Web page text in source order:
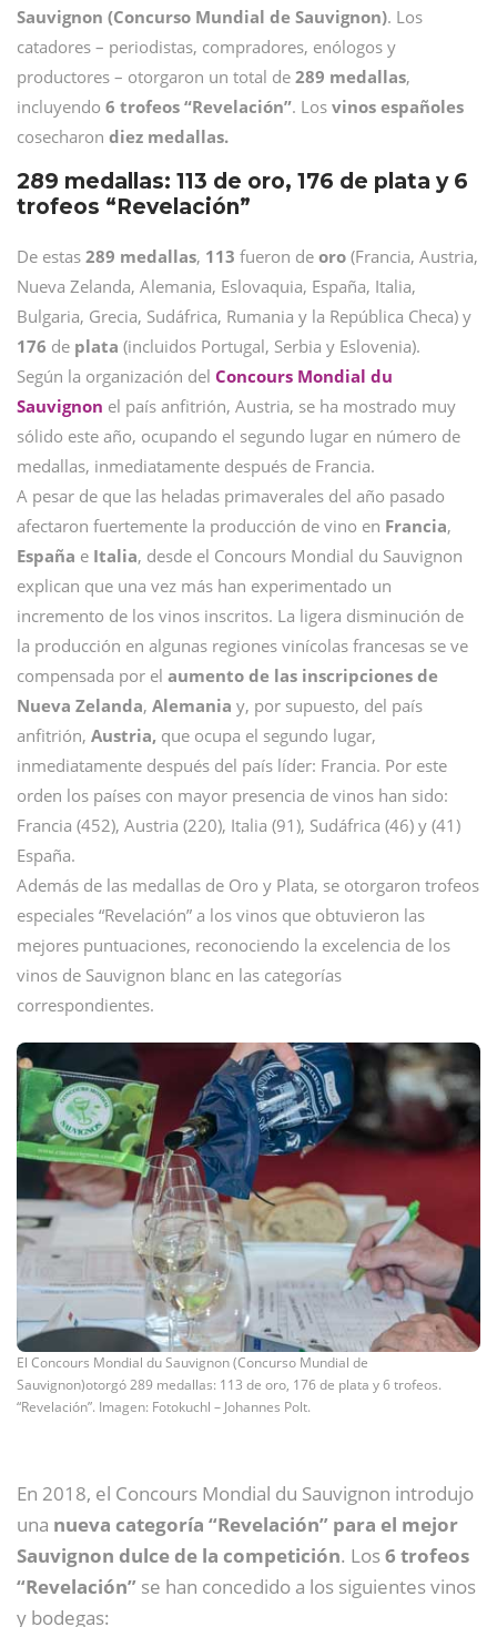
Sauvignon (Concurso Mundial de Sauvignon). Los
catadores – periodistas, compradores, enólogos y
productores – otorgaron un total de 289 medallas,
incluyendo 6 trofeos “Revelación”. Los vinos españoles
cosecharon diez medallas.
289 medallas: 113 de oro, 176 de plata y 6
trofeos “Revelación”
De estas 289 medallas, 113 fueron de oro (Francia, Austria,
Nueva Zelanda, Alemania, Eslovaquia, España, Italia,
Bulgaria, Grecia, Sudáfrica, Rumania y la República Checa) y
176 de plata (incluidos Portugal, Serbia y Eslovenia).
Según la organización del Concours Mondial du
Sauvignon el país anfitrión, Austria, se ha mostrado muy
sólido este año, ocupando el segundo lugar en número de
medallas, inmediatamente después de Francia.
A pesar de que las heladas primaverales del año pasado
afectaron fuertemente la producción de vino en Francia,
España e Italia, desde el Concours Mondial du Sauvignon
explican que una vez más han experimentado un
incremento de los vinos inscritos. La ligera disminución de
la producción en algunas regiones vinícolas francesas se ve
compensada por el aumento de las inscripciones de
Nueva Zelanda, Alemania y, por supuesto, del país
anfitrión, Austria, que ocupa el segundo lugar,
inmediatamente después del país líder: Francia. Por este
orden los países con mayor presencia de vinos han sido:
Francia (452), Austria (220), Italia (91), Sudáfrica (46) y (41)
España.
Además de las medallas de Oro y Plata, se otorgaron trofeos
especiales “Revelación” a los vinos que obtuvieron las
mejores puntuaciones, reconociendo la excelencia de los
vinos de Sauvignon blanc en las categorías
correspondientes.
El Concours Mondial du Sauvignon (Concurso Mundial de
Sauvignon)otorgó 289 medallas: 113 de oro, 176 de plata y 6 trofeos.
“Revelación”. Imagen: Fotokuchl – Johannes Polt.
En 2018, el Concours Mondial du Sauvignon introdujo
una nueva categoría “Revelación” para el mejor
Sauvignon dulce de la competición. Los6 trofeos
“Revelación” se han concedido a los siguientes vinos
y bodegas: